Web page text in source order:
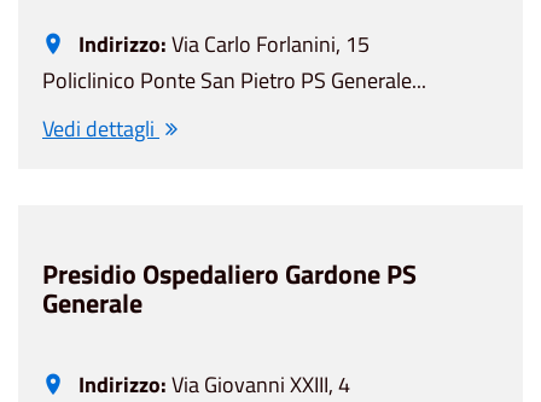
Indirizzo:Via Carlo Forlanini, 15
Policlinico Ponte San Pietro PS Generale...
Vedi dettagli
Presidio Ospedaliero Gardone PS
Generale
Indirizzo:Via Giovanni XXIII, 4